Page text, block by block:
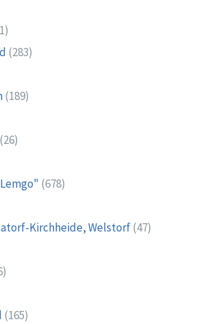
(283)
(189)
(26)
(678)
Kirchheide, Welstorf(47)
(165)